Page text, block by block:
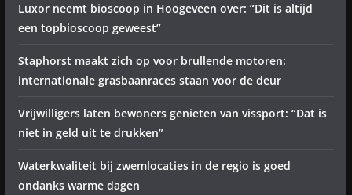
Luxor neemt bioscoop in Hoogeveen over: “Dit is altijd
een topbioscoop geweest”
Staphorst maakt zich op voor brullende motoren:
internationale grasbaanraces staan voor de deur
Vrijwilligers laten bewoners genieten van vissport: “Dat is
niet in geld uit te drukken”
Waterkwaliteit bij zwemlocaties in de regio is goed
ondanks warme dagen